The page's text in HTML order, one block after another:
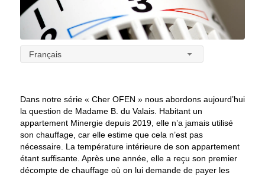
Français
Dans notre série « Cher OFEN » nous abordons aujourd’hui
la question de Madame B. du Valais. Habitant un
appartement Minergie depuis 2019, elle n’a jamais utilisé
son chauffage, car elle estime que cela n’est pas
nécessaire. La température intérieure de son appartement
étant suffisante. Après une année, elle a reçu son premier
décompte de chauffage où on lui demande de payer les